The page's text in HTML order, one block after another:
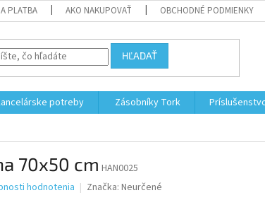
PLATBA AKO NAKUPOVAŤ OBCHODNÉ PODMIENKY
HĽADAŤ
potreby Zásobníky Tork
70x50 cm HAN0025
hodnotenia Značka: Neurčené